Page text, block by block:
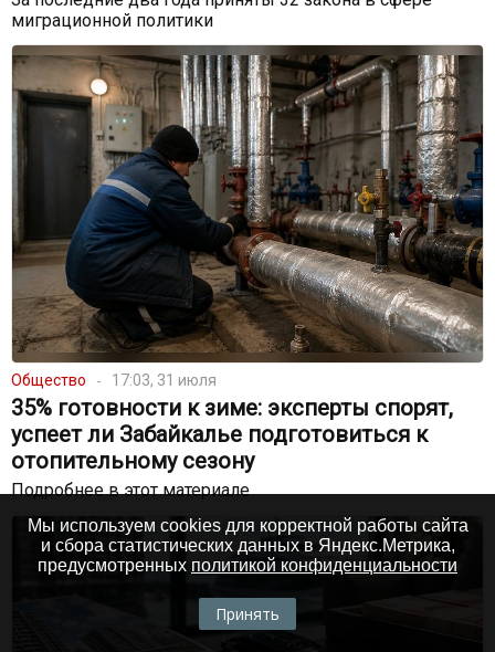
миграционной политики
Общество 17:03, 31 июля
35% готовности к зиме: эксперты спорят,
успеет ли Забайкалье подготовиться к
отопительному сезону
Подробнее в этот материале
Мы используем cookies для корректной работы сайта
и сбора статистических данных в Яндекс.Метрика,
предусмотренных политикой конфиденциальности
Принять